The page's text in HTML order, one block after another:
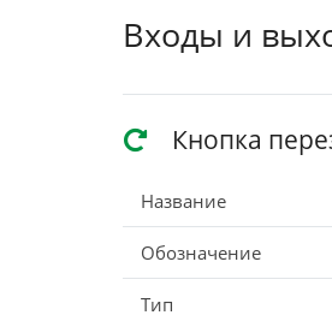
Входы и
Кнопка
Название
Обозначение
Тип